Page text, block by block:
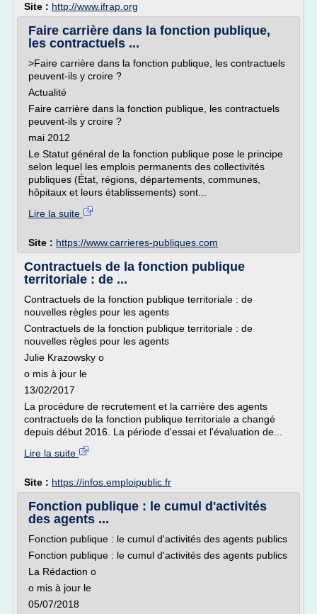
Site : http://www.ifrap.org
Faire carrière dans la fonction publique,
les contractuels ...
>Faire carrière dans la fonction publique, les contractuels
peuvent-ils y croire ?
Actualité
Faire carrière dans la fonction publique, les contractuels
peuvent-ils y croire ?
mai 2012
Le Statut général de la fonction publique pose le principe
selon lequel les emplois permanents des collectivités
publiques (État, régions, départements, communes,
hôpitaux et leurs établissements) sont...
Lire la suite
Site : https://www.carrieres-publiques.com
Contractuels de la fonction publique
territoriale : de ...
Contractuels de la fonction publique territoriale : de
nouvelles règles pour les agents
Contractuels de la fonction publique territoriale : de
nouvelles règles pour les agents
Julie Krazowsky o
o mis à jour le
13/02/2017
La procédure de recrutement et la carrière des agents
contractuels de la fonction publique territoriale a changé
depuis début 2016. La période d'essai et l'évaluation de...
Lire la suite
Site : https://infos.emploipublic.fr
Fonction publique : le cumul d'activités
des agents ...
Fonction publique : le cumul d'activités des agents publics
Fonction publique : le cumul d'activités des agents publics
La Rédaction o
o mis à jour le
05/07/2018